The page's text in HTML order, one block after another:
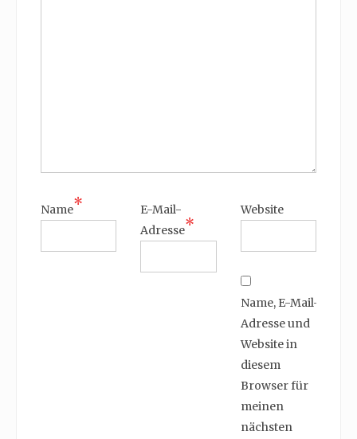
Name*
E-Mail-
Adresse*
Website
Name, E-Mail-
Adresse und
Website in
diesem
Browser für
meinen
nächsten